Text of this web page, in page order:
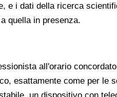
e i dati della ricerca
quella in presenza.
all'orario
esattamente come per le
un dispositivo con